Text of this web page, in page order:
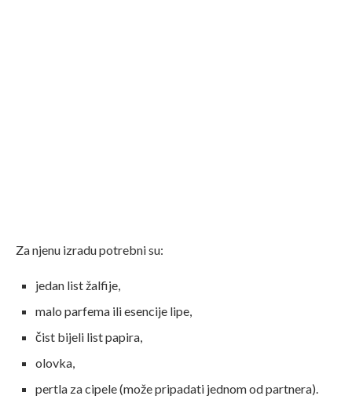
Za njenu izradu potrebni su:
jedan list žalfije,
malo parfema ili esencije lipe,
čist bijeli list papira,
olovka,
pertla za cipele (može pripadati jednom od partnera).